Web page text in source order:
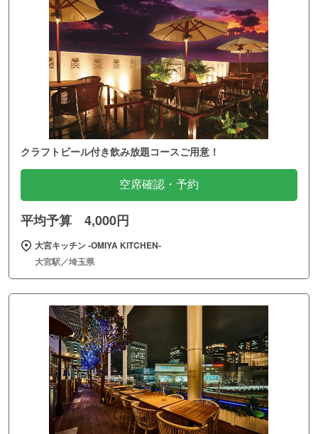
クラフトビール付き飲み放題コースご用意！
空席確認・予約
平均予算 4,000円
大宮キッチン ‐OMIYA KITCHEN‐
大宮駅／埼玉県